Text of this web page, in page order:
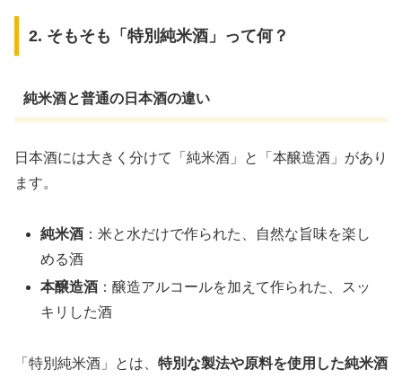
2. そもそも「特別純米酒」って何？
純米酒と普通の日本酒の違い
日本酒には大きく分けて「純米酒」と「本醸造酒」があり
ます。
純米酒 ：米と水だけで作られた、自然な旨味を楽し
める酒
本醸造酒 ：醸造アルコールを加えて作られた、スッ
キリした酒
「特別純米酒」とは、 特別な製法や原料を使用した純米酒